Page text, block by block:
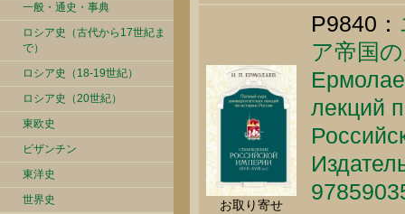
一般・通史・事典
ロシア史（古代から17世紀ま
で）
ロシア史（18-19世紀）
ロシア史（20世紀）
東欧史
ビザンチン
東洋史
世界史
お取り寄せ
P9840：
ア帝国
лекций